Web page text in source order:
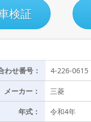
検証
わせ番号： 4-226-0615
メーカー： 三菱
年式： 令和4年